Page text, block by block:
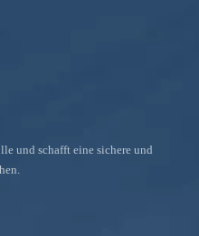
und schafft eine sichere und